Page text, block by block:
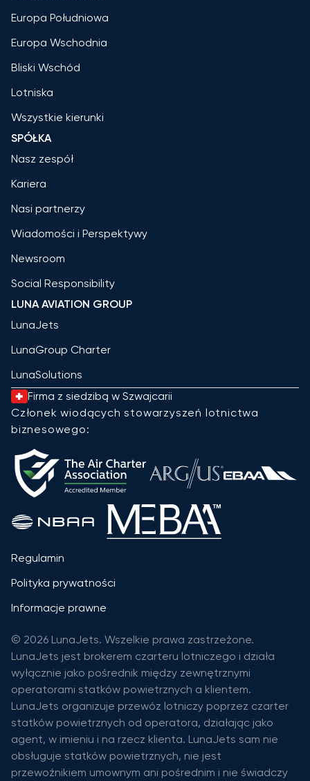
Europa Południowa
Europa Wschodnia
Bliski Wschód
Lotniska
Wszystkie kierunki
SPÓŁKA
Nasz zespół
Kariera
Nasi partnerzy
Wiadomości i Perspektywy
Newsroom
Social Responsibility
LUNA AVIATION GROUP
LunaJets
LunaGroup Charter
LunaSolutions
Firma z siedzibą w Szwajcarii
Członek wiodących stowarzyszeń lotnictwa
biznesowego:
Regulamin
Polityka prywatności
Informacje prawne
© 2026 LunaJets. Wszelkie prawa zastrzeżone.
LunaJets jest brokerem czarteru lotniczego i działa
wyłącznie jako pośrednik między zewnętrznymi
operatorami statków powietrznych a klientem.
LunaJets organizuje przewóz lotniczy poprzez czarter
statków powietrznych od operatora, działając jako
agent, w imieniu i na rzecz klienta. LunaJets sam nie
obsługuje statków powietrznych, nie jest
przewoźnikiem umownym ani pośrednim i nie świadczy